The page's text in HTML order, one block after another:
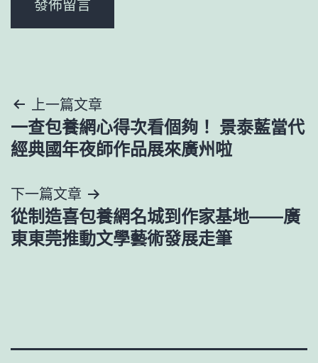
文
章
覽
上一篇文章
一查包養網心得次看個夠！ 景泰藍當代
經典國年夜師作品展來廣州啦
下一篇文章
從制造喜包養網名城到作家基地——廣
東東莞推動文學藝術發展走筆